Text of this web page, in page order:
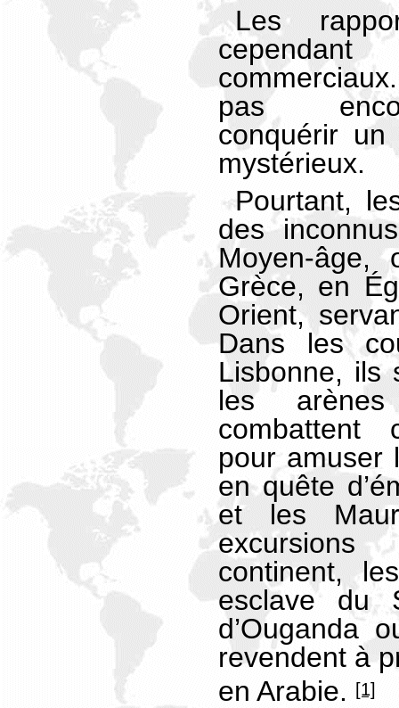
Les
cependant
pas
conquérir un
mystérieux.
Pourtant,
des
Moyen-âge,
Grèce, en
Orient,
Dans les
Lisbonne, ils
les
combattent
pour amuser
en quête
et les
continent,
esclave du
d’Ouganda
revendent à
en Arabie. [1]